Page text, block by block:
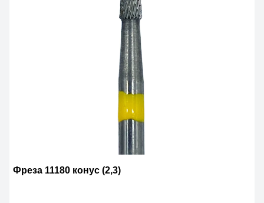
Фреза 11180 конус (2,3)